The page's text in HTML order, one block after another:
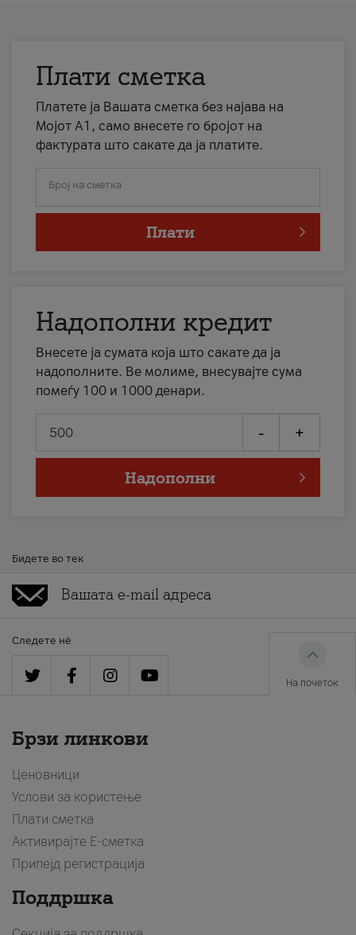
Плати сметка
Платете ја Вашата сметка без најава на
Мојот А1, само внесете го бројот на
фактурата што сакате да ја платите.
Број на сметка
Плати
Надополни кредит
Внесете ја сумата која што сакате да ја
надополните. Ве молиме, внесувајте сума
помеѓу 100 и 1000 денари.
- +
Надополни
Бидете во тек
Следете нè
На почеток
Брзи линкови
Ценовници
Услови за користење
Плати сметка
Активирајте Е-сметка
Припејд регистрација
Поддршка